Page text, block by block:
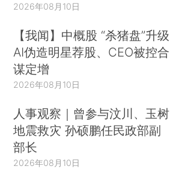
2026年08月10日
【我闻】中概股 “杀猪盘”升级
AI伪造明星荐股、CEO被控合
谋定增
2026年08月10日
人事观察｜曾参与汶川、玉树
地震救灾 孙硕鹏任民政部副
部长
2026年08月10日